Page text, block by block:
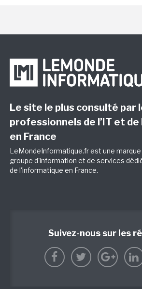
Le site le plus consulté par
professionnels de l’IT et de
en France
LeMondeInformatique.fr est une marque
groupe d'information et de services
de l'informatique en France.
Suivez-nous sur les